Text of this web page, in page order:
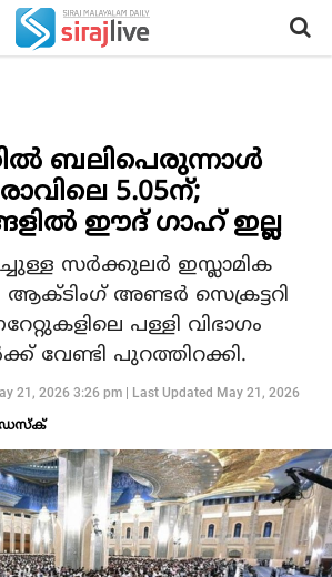
ബലിപെരുന്നാൾ
5.05ന്;
ഈദ് ഗാഹ് ഇല്ല
സർക്കുലർ ഇസ്ലാമിക
ആക്ടിംഗ് അണ്ടർ സെക്രട്ടറി
പള്ളി വിഭാഗം
വേണ്ടി പുറത്തിറക്കി.
21, 2026 3:26 pm| Last Updated May 21, 2026